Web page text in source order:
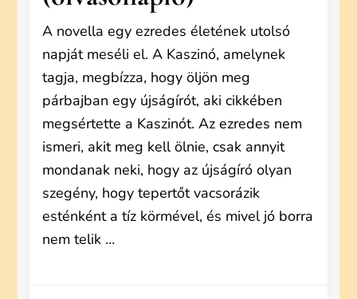
A novella egy ezredes életének utolsó
napját meséli el. A Kaszinó, amelynek
tagja, megbízza, hogy öljön meg
párbajban egy újságírót, aki cikkében
megsértette a Kaszinót. Az ezredes nem
ismeri, akit meg kell ölnie, csak annyit
mondanak neki, hogy az újságíró olyan
szegény, hogy tepertőt vacsorázik
esténként a tíz körmével, és mivel jó borra
nem telik …